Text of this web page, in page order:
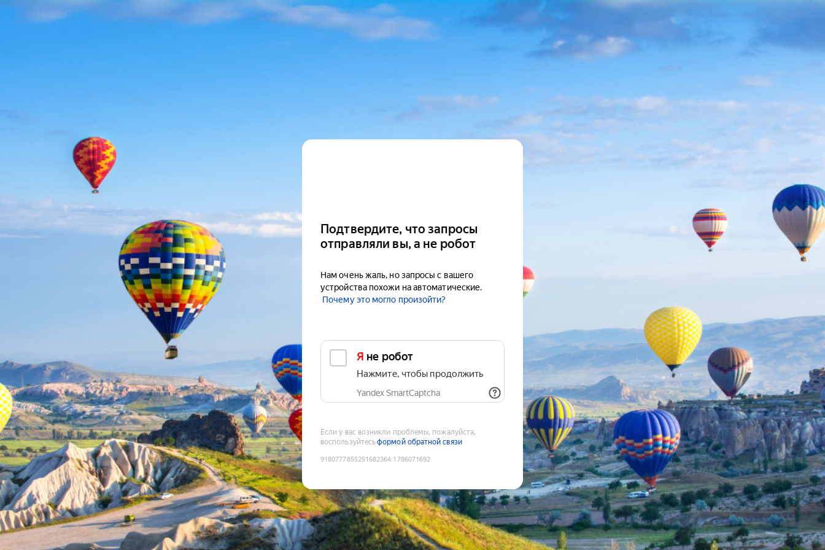
Подтвердите, что запросы
отправляли вы, а не робот
Нам очень жаль, но запросы с вашего
устройства похожи на автоматические.
Почему это могло произойти?
Я не робот
Нажмите, чтобы продолжить
Yandex SmartCaptcha
Если у вас возникли проблемы, пожалуйста,
воспользуйтесьформой обратной связи
9180777855251682364:1786071692